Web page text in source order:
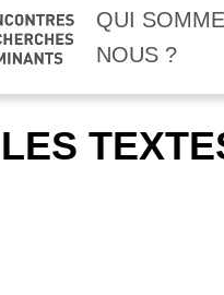
QUI
NOUS ?